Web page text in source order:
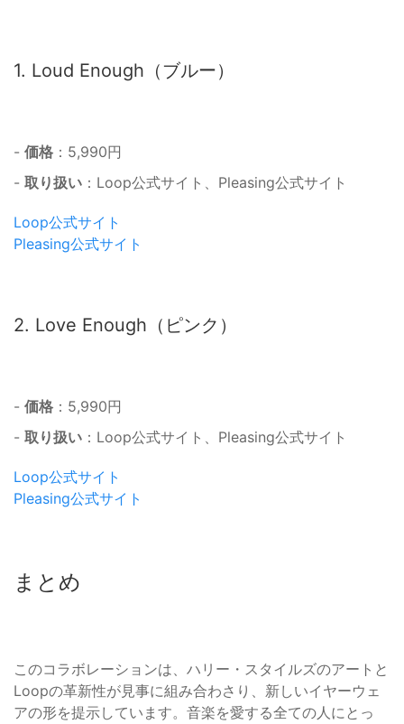
1. Loud Enough（ブルー）
- 価格 ：5,990円
- 取り扱い ：Loop公式サイト、Pleasing公式サイト
Loop公式サイト
Pleasing公式サイト
2. Love Enough（ピンク）
- 価格 ：5,990円
- 取り扱い ：Loop公式サイト、Pleasing公式サイト
Loop公式サイト
Pleasing公式サイト
まとめ
このコラボレーションは、ハリー・スタイルズのアートと
Loopの革新性が見事に組み合わさり、新しいイヤーウェ
アの形を提示しています。音楽を愛する全ての人にとっ